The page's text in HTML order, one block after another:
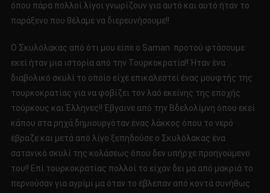
όπου πάρα πολλοί λίγοι γνωρίζουν για αυτό και αυτό ήταν το
παράξενο που θέλαμε να διερευνήσουμε!!
Ο Σκυλόλακας από ότι μου είπε ο Saman προτού φτάσουμε
εκεί ήταν μια ιστορία από την Τουρκοκρατία!! Ήταν ένα
διαβολικό σκυλί το οποίο είχε επικαλεστεί ένας μουφτής της
τουρκοκρατίας για να φοβίζει τον λαό εκείνης της εποχής
τούρκους και Έλληνες!! Έβγαινε από την Βδελολίμνη όπου εκεί
κάπου στα ρηχά δημιουργόταν ένας λάκκος όπου το νερό
έβραζε και μετά από λίγο ξεπηδούσε ο Σκυλόλακας ένα
σατανικό σκυλί της κολάσεως όπου δεν υπήρχε προηγούμενο
του!! Επί τουρκοκρατίας πολλοί το είχαν δει μα από μακριά το
περνούσαν για αγρίμι μα όταν το έβλεπαν από κοντά συνήθως